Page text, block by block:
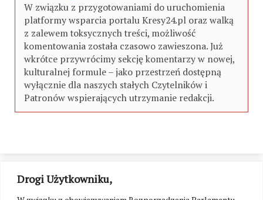
Drogi Użytkowniku,
W związku z przygotowaniami do uruchomienia
platformy wsparcia portalu Kresy24.pl oraz walką
z zalewem toksycznych treści, możliwość
komentowania została czasowo zawieszona. Już
wkrótce przywrócimy sekcję komentarzy w nowej,
kulturalnej formule – jako przestrzeń dostępną
wyłącznie dla naszych stałych Czytelników i
Patronów wspierających utrzymanie redakcji.